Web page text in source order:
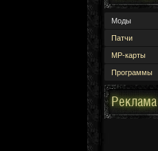
Моды
Патчи
МР-карты
Программы
Реклама